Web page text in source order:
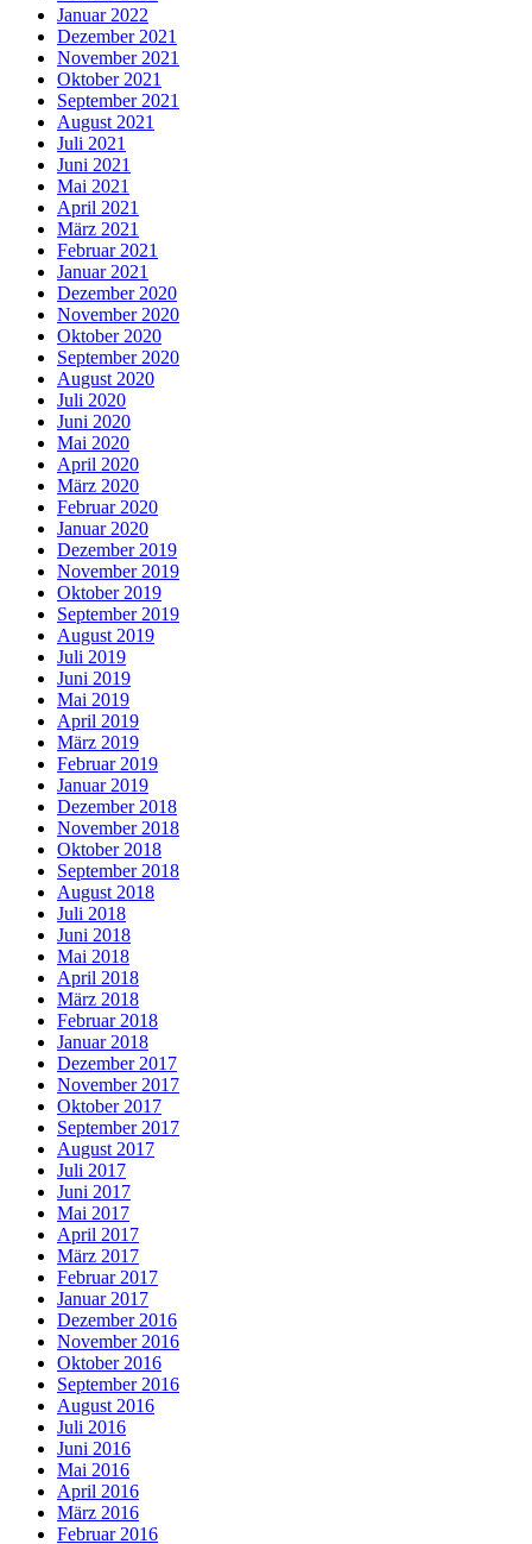
Januar 2022
Dezember 2021
November 2021
Oktober 2021
September 2021
August 2021
Juli 2021
Juni 2021
Mai 2021
April 2021
März 2021
Februar 2021
Januar 2021
Dezember 2020
November 2020
Oktober 2020
September 2020
August 2020
Juli 2020
Juni 2020
Mai 2020
April 2020
März 2020
Februar 2020
Januar 2020
Dezember 2019
November 2019
Oktober 2019
September 2019
August 2019
Juli 2019
Juni 2019
Mai 2019
April 2019
März 2019
Februar 2019
Januar 2019
Dezember 2018
November 2018
Oktober 2018
September 2018
August 2018
Juli 2018
Juni 2018
Mai 2018
April 2018
März 2018
Februar 2018
Januar 2018
Dezember 2017
November 2017
Oktober 2017
September 2017
August 2017
Juli 2017
Juni 2017
Mai 2017
April 2017
März 2017
Februar 2017
Januar 2017
Dezember 2016
November 2016
Oktober 2016
September 2016
August 2016
Juli 2016
Juni 2016
Mai 2016
April 2016
März 2016
Februar 2016